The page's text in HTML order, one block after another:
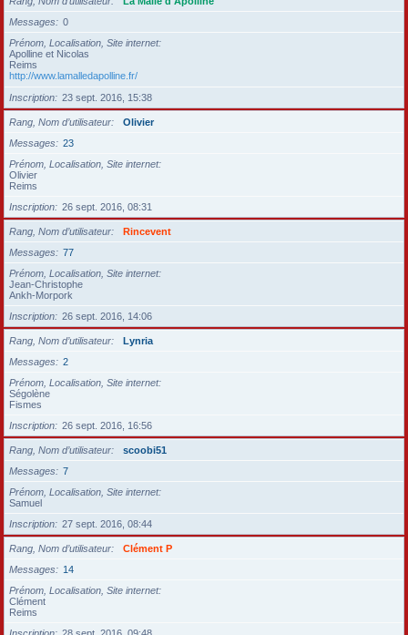
Messages
0
Prénom, Localisation, Site internet
Apolline et Nicolas
Reims
http://www.lamalledapolline.fr/
Inscription
23 sept. 2016, 15:38
Rang, Nom d’utilisateur
Olivier
Messages
23
Prénom, Localisation, Site internet
Olivier
Reims
Inscription
26 sept. 2016, 08:31
Rang, Nom d’utilisateur
Rincevent
Messages
77
Prénom, Localisation, Site internet
Jean-Christophe
Ankh-Morpork
Inscription
26 sept. 2016, 14:06
Rang, Nom d’utilisateur
Lynria
Messages
2
Prénom, Localisation, Site internet
Ségolène
Fismes
Inscription
26 sept. 2016, 16:56
Rang, Nom d’utilisateur
scoobi51
Messages
7
Prénom, Localisation, Site internet
Samuel
Inscription
27 sept. 2016, 08:44
Rang, Nom d’utilisateur
Clément P
Messages
14
Prénom, Localisation, Site internet
Clément
Reims